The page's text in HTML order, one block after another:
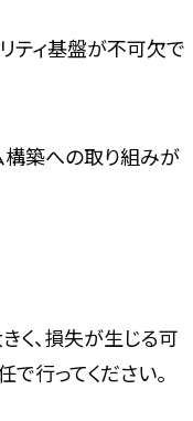
ティ基盤が不可欠で
構築への取り組みが
く、損失が生じる可
行ってください。